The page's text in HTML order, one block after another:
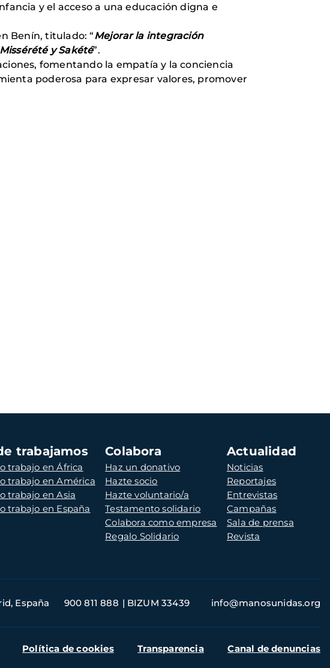
y el acceso a una educación digna e
Benín, titulado: “Mejorar la integración
y Sakété”.
fomentando la empatía y la conciencia
poderosa para expresar valores, promover
trabajamos
trabajo en África
trabajo en América
trabajo en Asia
trabajo en España
Colabora
Haz un donativo
Hazte socio
Hazte voluntario/a
Testamento solidario
Colabora como empresa
Regalo Solidario
Actualidad
Noticias
Reportajes
Entrevistas
Campañas
Sala de prensa
Revista
España 900 811 888 BIZUM 33439 info@manosunidas.org
Política de cookies Transparencia Canal de denuncias